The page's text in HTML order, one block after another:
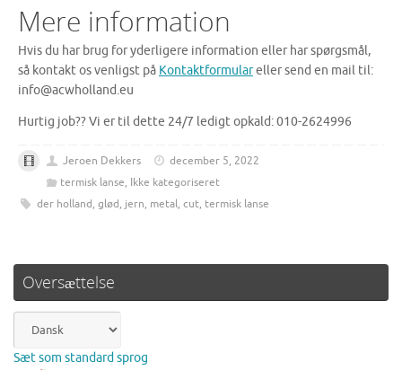
Mere information
Hvis du har brug for yderligere information eller har spørgsmål,
så kontakt os venligst på Kontaktformulareller send en mail til:
info@acwholland.eu
Hurtig job?? Vi er til dette 24/7 ledigt opkald: 010-2624996
Jeroen Dekkers
december 5, 2022
termisk lanse, Ikke kategoriseret
der holland, glød, jern, metal, cut, termisk lanse
Oversættelse
Sæt som standard sprog